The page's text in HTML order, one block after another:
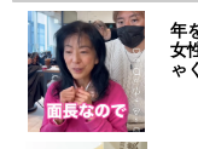
年
女
ゃ